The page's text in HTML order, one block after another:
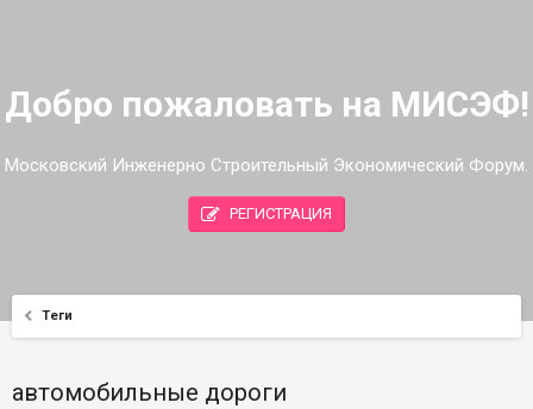
Добро пожаловать на МИСЭФ!
Московский Инженерно Строительный Экономический Форум.
РЕГИСТРАЦИЯ
Теги
автомобильные дороги